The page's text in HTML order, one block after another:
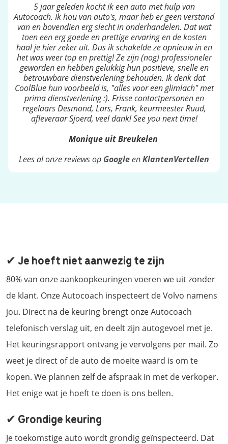
5 jaar geleden kocht ik een auto met hulp van
Autocoach. Ik hou van auto's, maar heb er geen verstand
van en bovendien erg slecht in onderhandelen. Dat wat
toen een erg goede en prettige ervaring en de kosten
haal je hier zeker uit. Dus ik schakelde ze opnieuw in en
het was weer top en prettig! Ze zijn (nog) professioneler
geworden en hebben gelukkig hun positieve, snelle en
betrouwbare dienstverlening behouden. Ik denk dat
CoolBlue hun voorbeeld is, "alles voor een glimlach" met
prima dienstverlening :). Frisse contactpersonen en
regelaars Desmond, Lars, Frank, keurmeester Ruud,
afleveraar Sjoerd, veel dank! See you next time!
Monique uit Breukelen
Lees al onze reviews op GoogleenKlantenVertellen
✔ Je hoeft niet aanwezig te zijn
80% van onze aankoopkeuringen voeren we uit zonder
de klant. Onze Autocoach inspecteert de Volvo namens
jou. Direct na de keuring brengt onze Autocoach
telefonisch verslag uit, en deelt zijn autogevoel met je.
Het keuringsrapport ontvang je vervolgens per mail. Zo
weet je direct of de auto de moeite waard is om te
kopen. We plannen zelf de afspraak in met de verkoper.
Het enige wat je hoeft te doen is ons bellen.
✔ Grondige keuring
Je toekomstige auto wordt grondig geïnspecteerd. Dat